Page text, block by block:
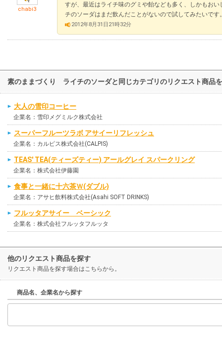
chabi3
すが、最近はライチ味のグミや飴なども多く、しかもお
チのソーダはまだ飲んだことがないので試してみたいです
2012年8月31日21時32分
素のままづくり ライチのソーダと同じカテゴリのリクエスト商品
大人の雪印コーヒー
企業名：雪印メグミルク株式会社
スーパーフルーツラボ アサイーリフレッシュ
企業名：カルピス株式会社(CALPIS)
TEAS' TEA(ティーズティー) アールグレイ スパークリング
企業名：株式会社伊藤園
食事と一緒に十六茶Ｗ(ダブル)
企業名：アサヒ飲料株式会社(Asahi SOFT DRINKS)
フルッタアサイー ベーシック
企業名：株式会社フルッタフルッタ
他のリクエスト商品を探す
リクエスト商品を探す場合はこちらから。
商品名、企業名から探す